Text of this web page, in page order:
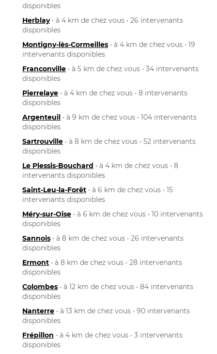
disponibles
Herblay• à 4 km de chez vous • 26 intervenants
disponibles
Montigny-lès-Cormeilles • à 4 km de chez vous • 19
intervenants disponibles
Franconville • à 5 km de chez vous • 34 intervenants
disponibles
Pierrelaye • à 4 km de chez vous • 8 intervenants
disponibles
Argenteuil • à 9 km de chez vous • 104 intervenants
disponibles
Sartrouville • à 8 km de chez vous • 52 intervenants
disponibles
Le Plessis-Bouchard • à 4 km de chez vous • 8
intervenants disponibles
Saint-Leu-la-Forêt • à 6 km de chez vous • 15
intervenants disponibles
Méry-sur-Oise • à 6 km de chez vous • 10 intervenants
disponibles
Sannois • à 8 km de chez vous • 26 intervenants
disponibles
Ermont • à 8 km de chez vous • 28 intervenants
disponibles
Colombes • à 12 km de chez vous • 84 intervenants
disponibles
Nanterre • à 13 km de chez vous • 90 intervenants
disponibles
Frépillon • à 4 km de chez vous • 3 intervenants
disponibles